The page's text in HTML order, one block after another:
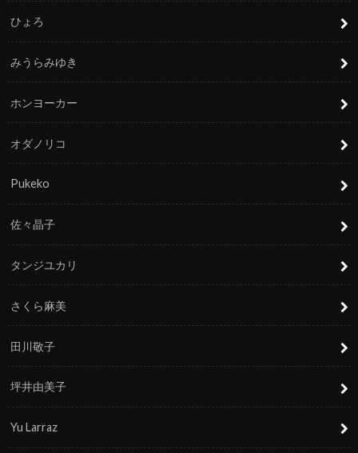
ひょろ
みうらみゆき
ホンヨーカー
オダノリコ
Pukeko
佐々晶子
タンジユカリ
さくら麻美
田川敬子
坪井由美子
Yu Larraz